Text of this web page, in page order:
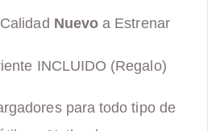
Nuevo a Estrenar
INCLUIDO (Regalo)
para todo tipo de